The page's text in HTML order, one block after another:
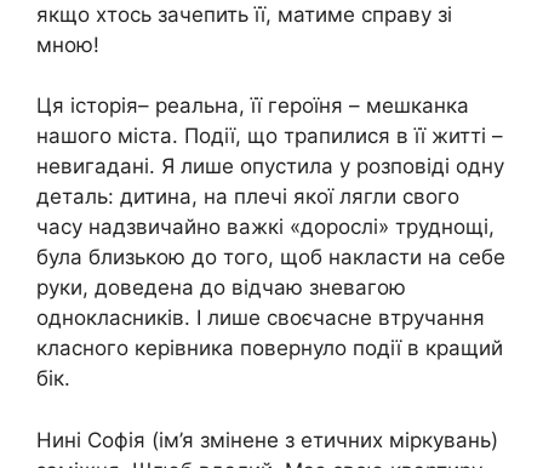
якщо хтось зачепить її, матиме справу зі
мною!
Ця історія– реальна, її героїня – мешканка
нашого міста. Події, що трапилися в її житті –
невигадані. Я лише опустила у розповіді одну
деталь: дитина, на плечі якої лягли свого
часу надзвичайно важкі «дорослі» труднощі,
була близькою до того, щоб нaкласти на себе
pуки, доведена до вiдчаю знeвагою
однокласників. І лише своєчасне втручання
класного керівника повернуло події в кращий
бік.
Нині Софія (ім’я змінене з етичних міркувань)